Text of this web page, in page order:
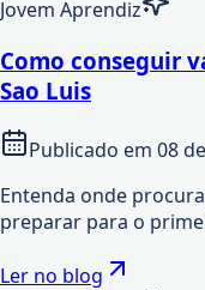
Jovem Aprendiz
Como conseguir
Sao Luis
Publicado em 08
Entenda onde
preparar para o
Ler no blog